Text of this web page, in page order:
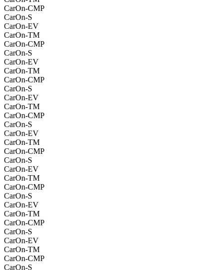
CarOn-CMP
CarOn-S
CarOn-EV
CarOn-TM
CarOn-CMP
CarOn-S
CarOn-EV
CarOn-TM
CarOn-CMP
CarOn-S
CarOn-EV
CarOn-TM
CarOn-CMP
CarOn-S
CarOn-EV
CarOn-TM
CarOn-CMP
CarOn-S
CarOn-EV
CarOn-TM
CarOn-CMP
CarOn-S
CarOn-EV
CarOn-TM
CarOn-CMP
CarOn-S
CarOn-EV
CarOn-TM
CarOn-CMP
CarOn-S